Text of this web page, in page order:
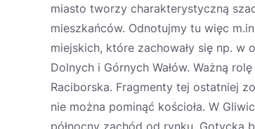
miasto tworzy charakterystyczną
mieszkańców. Odnotujmy tu więc
miejskich, które zachowały się np. w
Dolnych i Górnych Wałów. Ważną
Raciborska. Fragmenty tej ostatniej
nie można pominąć kościoła. W
północny zachód od rynku. Gotycka